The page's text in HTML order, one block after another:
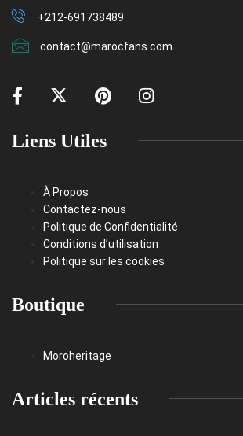
+212-691738489
contact@marocfans.com
Liens Utiles
À Propos
Contactez-nous
Politique de Confidentialité
Conditions d’utilisation
Politique sur les cookies
Boutique
Moroheritage
Articles récents